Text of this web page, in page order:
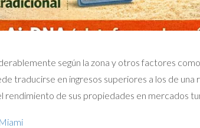
según la zona y otros factores
traducirse en ingresos superiores a los de
rendimiento de sus propiedades en mercados